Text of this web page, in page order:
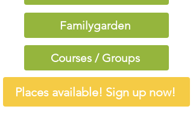
Familygarden
Courses / Groups
Places available! Sign up now!